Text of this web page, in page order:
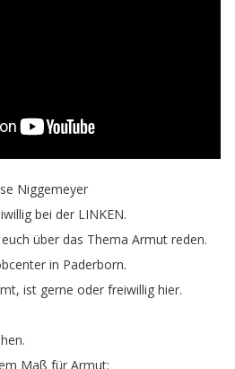
Niggemeyer
bei der LINKEN.
euch über das Thema Armut reden.
in Paderborn.
, ist gerne oder freiwillig hier.
.
Maß für Armut: